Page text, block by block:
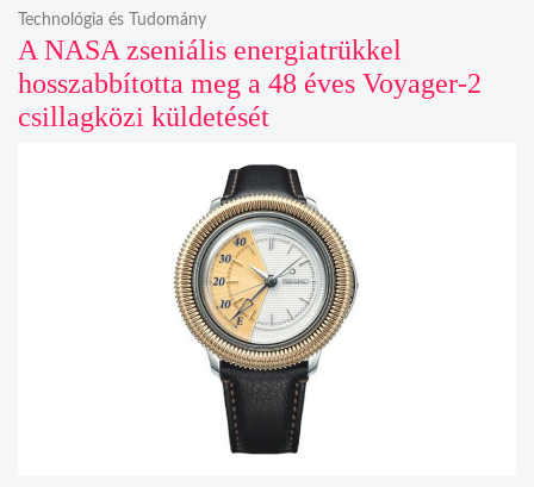
A NASA zseniális energiatrükkel
hosszabbította meg a 48 éves Voyager-2
csillagközi küldetését
Technológia és Tudomány